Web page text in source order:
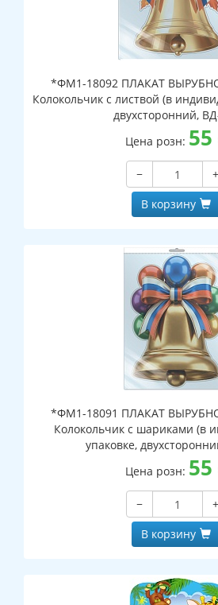
*ФМ1-18092 ПЛАКАТ
Колокольчик с листвой (в
двухсторонний,
Цена розн: 55
−
+
В корзину
*ФМ1-18091 ПЛАКАТ
Колокольчик с шариками (в
упаковке,
Цена розн: 55
−
+
В корзину